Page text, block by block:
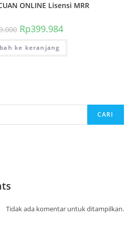
ONLINE Lisensi MRR
Harga
aslinya
adalah:
Rp789.000.
Rp399.984saat
ini
Rp399.984.
ke keranjang
CARI
Tidak ada komentar untuk ditampilkan.